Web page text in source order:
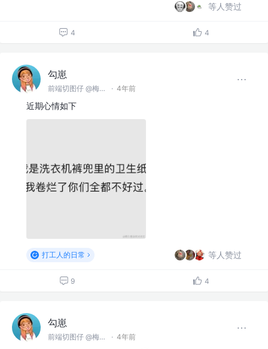
等人赞过
4 4
勾崽
前端切图仔 @梅有公司 · 4年前
近期心情如下
打工人的日常 等人赞过
9 4
勾崽
前端切图仔 @梅有公司 · 4年前